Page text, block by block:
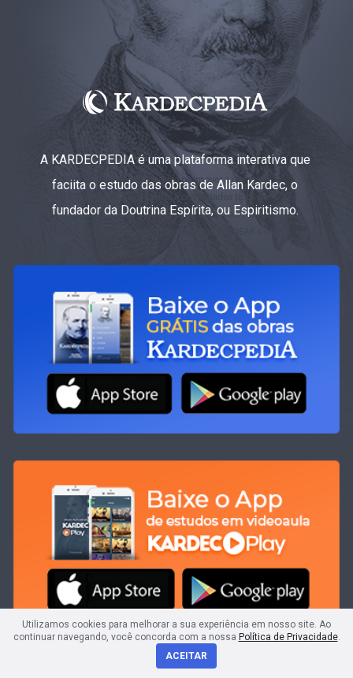
A KARDECPEDIA é uma plataforma interativa que
faciita o estudo das obras de Allan Kardec, o
fundador da Doutrina Espírita, ou Espiritismo.
Utilizamos cookies para melhorar a sua experiência em nosso site. Ao
continuar navegando, você concorda com a nossa Política de Privacidade.
ACEITAR